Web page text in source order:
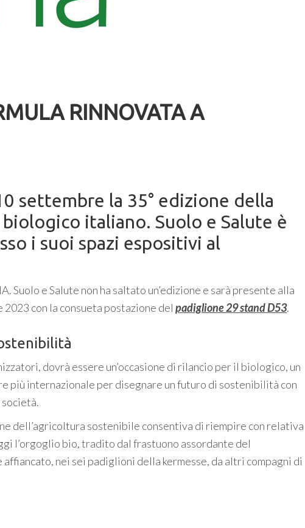
RINNOVATA A
settembre la 35° edizione della
italiano. Suolo e Salute è
i suoi spazi espositivi al
Suolo e Salute non ha saltato un’edizione e sarà presente alla
con la consueta postazione del padiglione 29 stand D53.
dovrà essere un’occasione di rilancio per il biologico, un
più internazionale per disegnare un futuro di sostenibilità con
dell’agricoltura sostenibile consentiva di riempire con relativa
l’orgoglio bio, tradito dal frastuono assordante del
nei sei padiglioni della kermesse, da altri compagni di